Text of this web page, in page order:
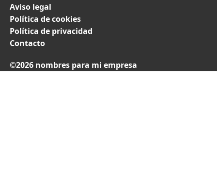
Aviso legal
Política de cookies
Política de privacidad
Contacto
©2026 nombres para mi empresa